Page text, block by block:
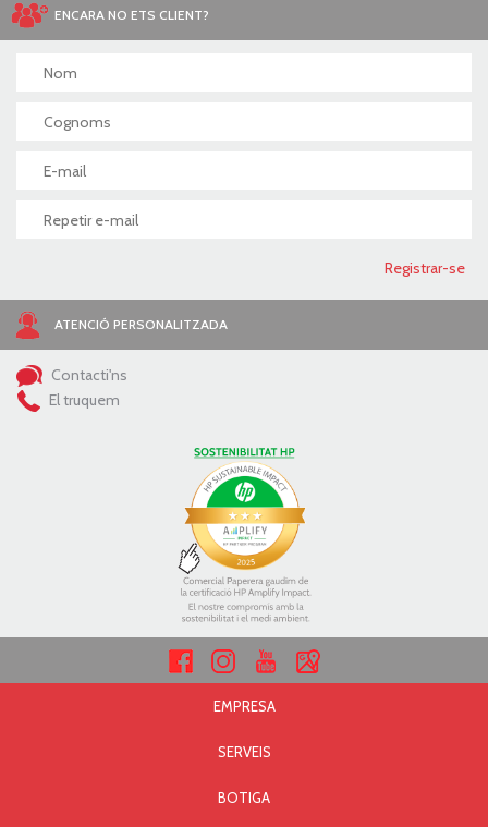
ENCARA NO ETS CLIENT?
ATENCIÓ PERSONALITZADA
Contacti'ns
El truquem
EMPRESA
SERVEIS
BOTIGA